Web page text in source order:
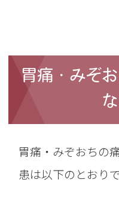
胃痛・みぞ
胃痛・みぞおちの
患は以下のとおりで